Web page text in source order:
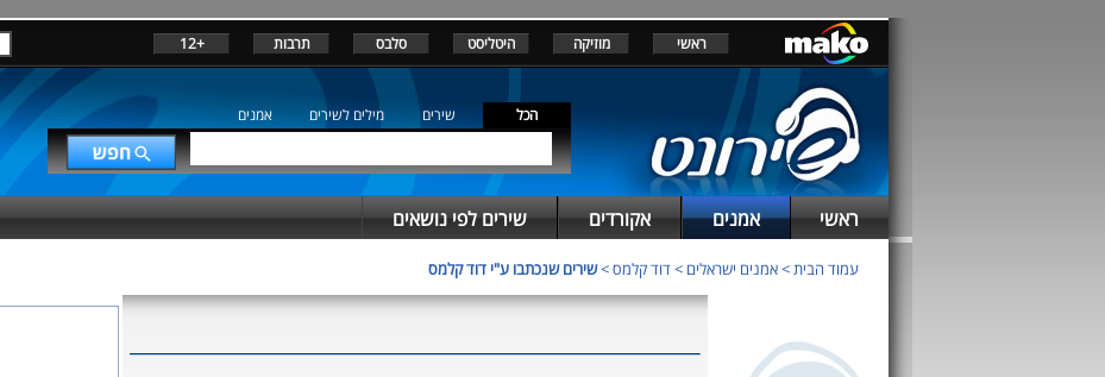
ראשי מוזיקה היטליסט סלבס תרבות +12
הכל שירים מילים לשירים אמנים
ראשי אמנים אקורדים שירים לפי נושאים
עמוד הבית>אמנים ישראלים >דוד קלמס>שירים שנכתבו ע"י דוד קלמס